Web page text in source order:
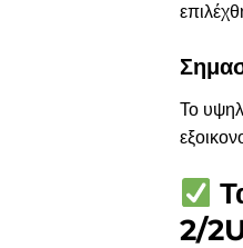
Το
2/